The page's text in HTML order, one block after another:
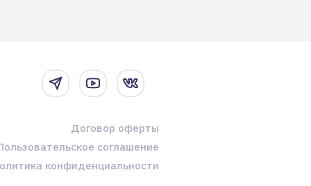
Договор оферты
соглашение
конфиденциальности